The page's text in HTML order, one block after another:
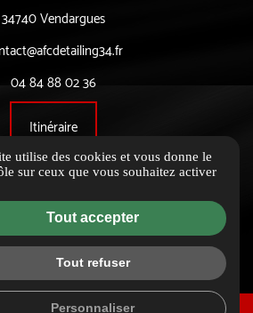
34740 Vendargues
04 84 88 02 36
Itinéraire
complémentaires
Mentions légales
de confidentialité
Flux RSS
Gestion des cookies
utilise des cookies et vous donne le
sur ceux que vous souhaitez activer
Tout accepter
Tout refuser
Personnaliser